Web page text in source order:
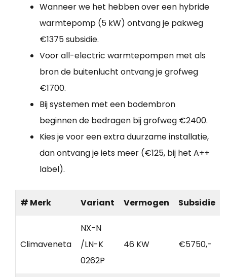
Wanneer we het hebben over een hybride
warmtepomp (5 kW) ontvang je pakweg
€1375 subsidie.
Voor all-electric warmtepompen met als
bron de buitenlucht ontvang je grofweg
€1700.
Bij systemen met een bodembron
beginnen de bedragen bij grofweg €2400.
Kies je voor een extra duurzame installatie,
dan ontvang je iets meer (€125, bij het A++
label).
# Merk Variant Vermogen Subsidie
Climaveneta
NX-N
/LN-K
0262P
46 KW €5750,-